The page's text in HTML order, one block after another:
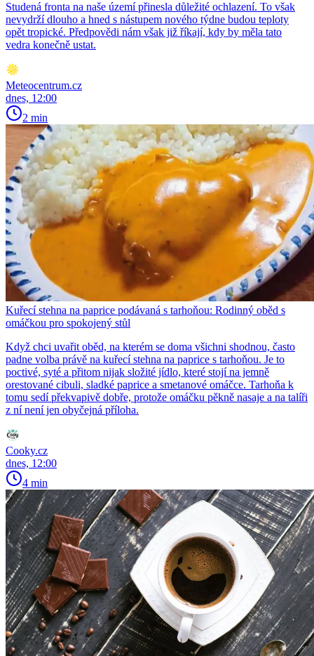
Studená fronta na naše území přinesla důležité ochlazení. To však
nevydrží dlouho a hned s nástupem nového týdne budou teploty
opět tropické. Předpovědi nám však již říkají, kdy by měla tato
vedra konečně ustat.
Meteocentrum.cz
dnes, 12:00
2 min
Kuřecí stehna na paprice podávaná s tarhoňou: Rodinný oběd s
omáčkou pro spokojený stůl
Když chci uvařit oběd, na kterém se doma všichni shodnou, často
padne volba právě na kuřecí stehna na paprice s tarhoňou. Je to
poctivé, syté a přitom nijak složité jídlo, které stojí na jemně
orestované cibuli, sladké paprice a smetanové omáčce. Tarhoňa k
tomu sedí překvapivě dobře, protože omáčku pěkně nasaje a na talíři
z ní není jen obyčejná příloha.
Cooky.cz
dnes, 12:00
4 min